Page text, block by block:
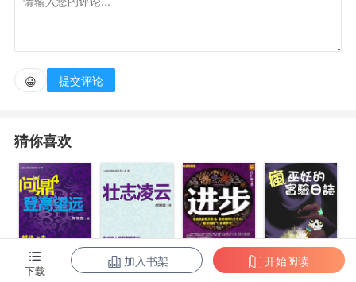
吐槽流。PS2:贝老白和主角互动就挺有趣的，所以暂时
😀 提交评论
猜你喜欢
问鼎4：登高望 问鼎6：壮志凌 进步.
疯巫妖的实验
下载
加入书架 开始阅读